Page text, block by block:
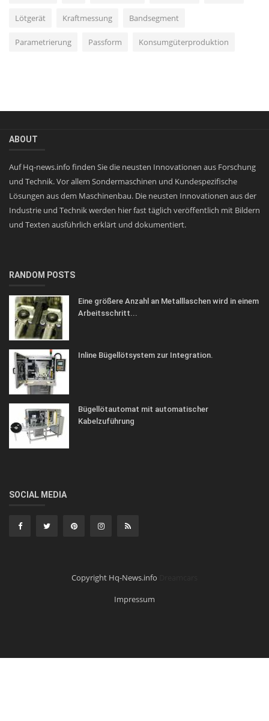
Lötgerät Kraftmessung Bandsegment
Parametrierung Passform Konsumgüterproduktion
ABOUT
Auf Hq-news.info finden Sie die neusten Innovationen aus Forschung
und Technik. Vor allem Sondermaschinen und Kundespezifische
Lösungen aus dem Maschinenbau. Die neusten Innovationen aus der
Industrie und Technik werden hier fast täglich veröffentlich mit Bildern
und Texten ausführlich erklärt und dokumentiert.
RANDOM POSTS
Eine größere Anzahl an Metalllaschen wird in einem
Arbeitsschritt...
Inline Bügellötsystem zur Integration.
Bügellötautomat mit automatischer
Kabelzuführung
SOCIAL MEDIA
Copyright Hq-News.info
Impressum